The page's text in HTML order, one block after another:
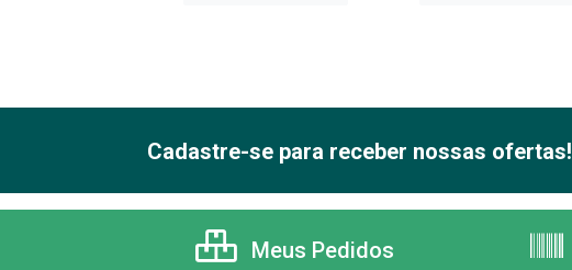
Cadastre-se para receber nossas ofertas!
Meus Pedidos